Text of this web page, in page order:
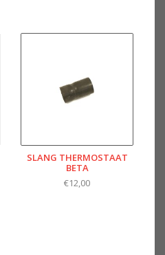
SLANG THERMOSTAAT
BETA
€12,00